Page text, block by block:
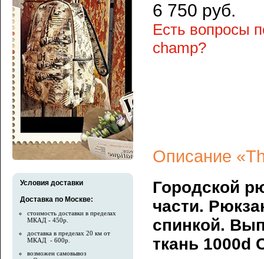
Условия доставки
Доставка по Москве:
стоимость доставки в пределах
МКАД - 450р.
доставка в пределах 20 км от
МКАД - 600р.
возможен самовывоз
6 750 руб.
Есть вопросы
champ?
Описание
Городской
части.
спинкой.
ткань 1000d